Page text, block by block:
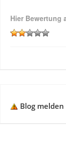
Hier Bewertung
Blog melden